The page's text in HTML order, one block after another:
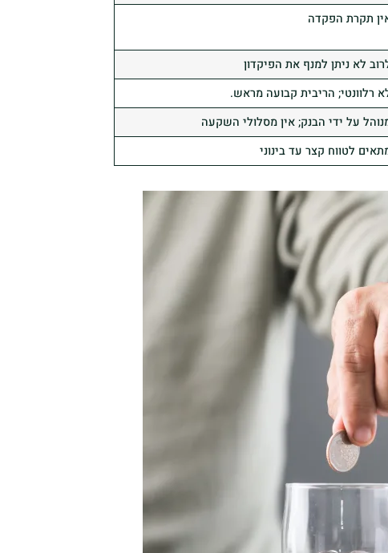
תקרת הפקדה
לא ניתן למנף את הפיקדון
רלוונטי; הריבית קבועה מראש.
על ידי הבנק; אין מסלולי השקעה
לטווח קצר עד בינוני